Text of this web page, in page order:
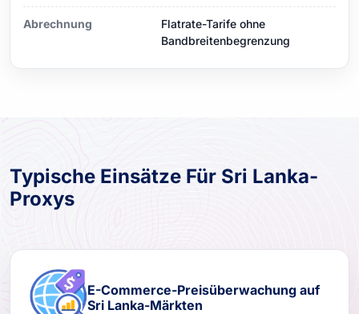
Abrechnung
Flatrate-Tarife ohne
Bandbreitenbegrenzung
Typische Einsätze Für Sri Lanka-
Proxys
E-Commerce-Preisüberwachung auf
Sri Lanka-Märkten